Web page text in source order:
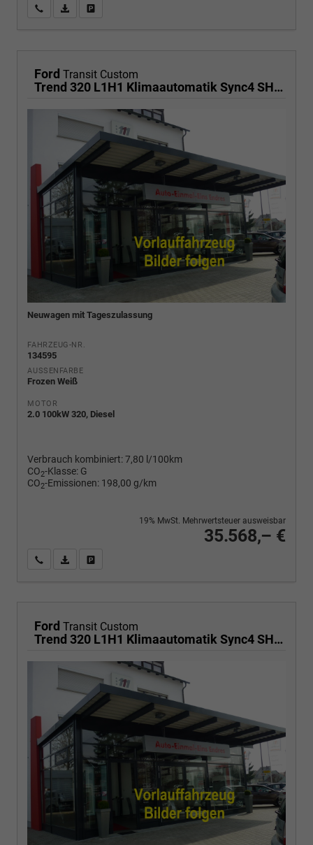
Wir rufen Sie anPDF-Fahrzeugexposé drucken
Ford Transit Custom
Trend 320 L1H1 Klimaautomatik Sync4 SHZ 2 x Einparkhilfe Kamera 5JG
Neuwagen mit Tageszulassung
FAHRZEUG-NR.
134595
AUSSENFARBE
Frozen Weiß
MOTOR
2.0 100kW 320, Diesel
Verbrauch kombiniert:7,80 l/100km
CO2-Klasse: G
CO2-Emissionen: 198,00 g/km
35.568,– €
19% MwSt. Mehrwertsteuer ausweisbar
Wir rufen Sie anPDF-Fahrzeugexposé drucken
Ford Transit Custom
Trend 320 L1H1 Klimaautomatik Sync4 SHZ 2 x Einparkhilfe Kamera 5JG